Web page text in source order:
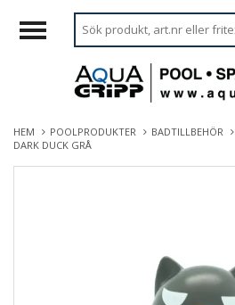
HEM POOLPRODUKTER BADTILLBEHÖR
DARK DUCK GRÅ